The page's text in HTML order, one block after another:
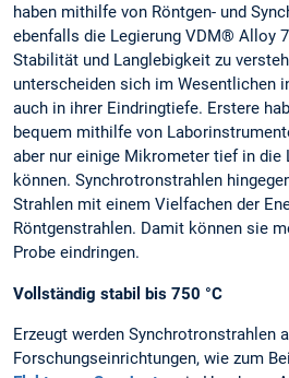
haben mithilfe von Röntgen- und
ebenfalls die Legierung VDM® Alloy
Stabilität und Langlebigkeit zu
unterscheiden sich im Wesentlichen
auch in ihrer Eindringtiefe. Erstere
bequem mithilfe von
aber nur einige Mikrometer tief in die
können. Synchrotronstrahlen
Strahlen mit einem Vielfachen der
Röntgenstrahlen. Damit können sie
Probe eindringen.
Vollständig stabil bis 750 °C
Erzeugt werden Synchrotronstrahlen
Forschungseinrichtungen, wie zum